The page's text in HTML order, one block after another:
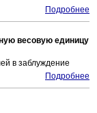
Подробнее
весовую единицу
в заблуждение
Подробнее